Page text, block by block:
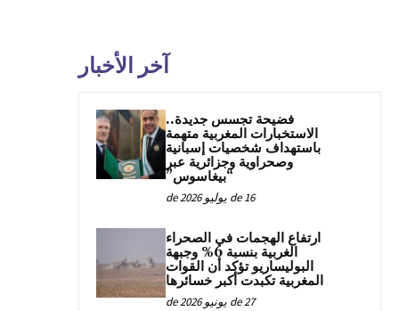
آخر الأخبار
فضيحة تجسس جديدة..
الاستخبارات المغربية متهمة
باستهداف شخصيات إسبانية
وصحراوية وجزائرية عبر
“بيغاسوس”
16 de يوليو de 2026
ارتفاع الهجمات في الصحراء
الغربية بنسبة 6% وجبهة
البوليساريو تؤكد أن القوات
المغربية تكبدت أكبر خسائرها
27 de يونيو de 2026